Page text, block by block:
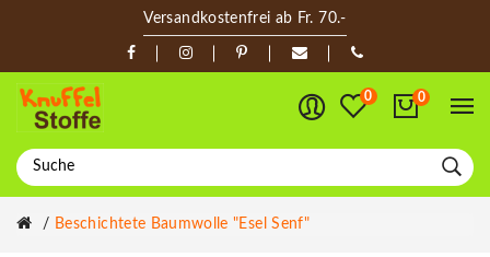
Versandkostenfrei ab Fr. 70.-
0 0
Beschichtete Baumwolle "Esel Senf"